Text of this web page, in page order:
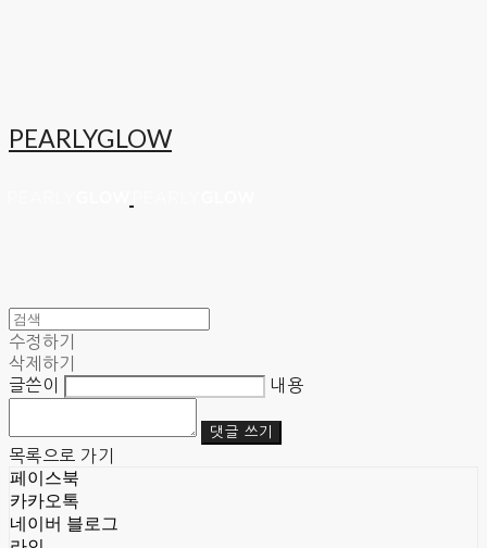
PEARLYGLOW
수정하기
삭제하기
글쓴이
내용
댓글 쓰기
목록으로 가기
페이스북
카카오톡
네이버 블로그